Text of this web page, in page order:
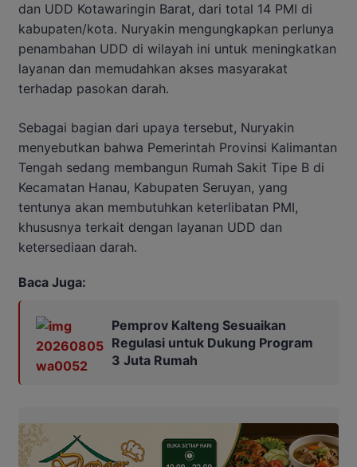
dan UDD Kotawaringin Barat, dari total 14 PMI di
kabupaten/kota. Nuryakin mengungkapkan perlunya
penambahan UDD di wilayah ini untuk meningkatkan
layanan dan memudahkan akses masyarakat
terhadap pasokan darah.
Sebagai bagian dari upaya tersebut, Nuryakin
menyebutkan bahwa Pemerintah Provinsi Kalimantan
Tengah sedang membangun Rumah Sakit Tipe B di
Kecamatan Hanau, Kabupaten Seruyan, yang
tentunya akan membutuhkan keterlibatan PMI,
khususnya terkait dengan layanan UDD dan
ketersediaan darah.
Baca Juga:
Pemprov Kalteng Sesuaikan
Regulasi untuk Dukung Program
3 Juta Rumah